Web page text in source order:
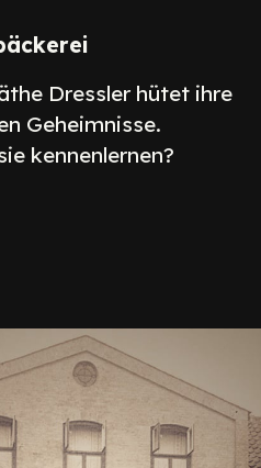
Dressler hütet ihre
Geheimnisse.
kennenlernen?